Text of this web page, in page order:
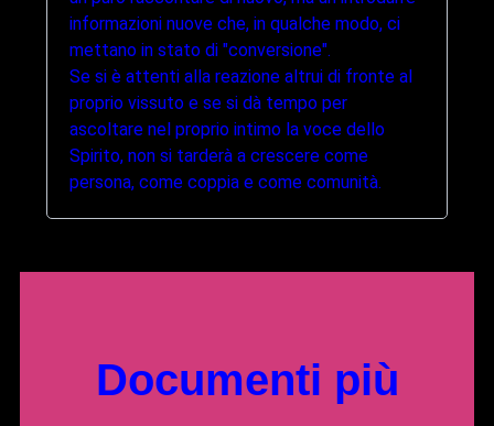
informazioni nuove che, in qualche modo, ci
mettano in stato di "conversione".
Se si è attenti alla reazione altrui di fronte al
proprio vissuto e se si dà tempo per
ascoltare nel proprio intimo la voce dello
Spirito, non si tarderà a crescere come
persona, come coppia e come comunità.
Documenti più